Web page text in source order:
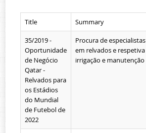
Title Summary
35/2019 -
Oportunidade
de Negócio
Qatar -
Relvados para
os Estádios
do Mundial
de Futebol de
2022
Procura de especialistas
em relvados e respetiva
irrigação e manutenção